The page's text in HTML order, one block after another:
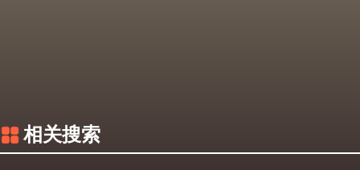
相关搜索